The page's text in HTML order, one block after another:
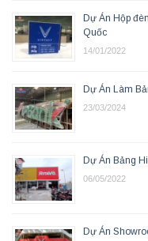
Dự Án Hộp
Quốc
14/01/2022
Dự Án Làm
23/03/2024
Dự Án Bảng
06/05/2022
Dự Án